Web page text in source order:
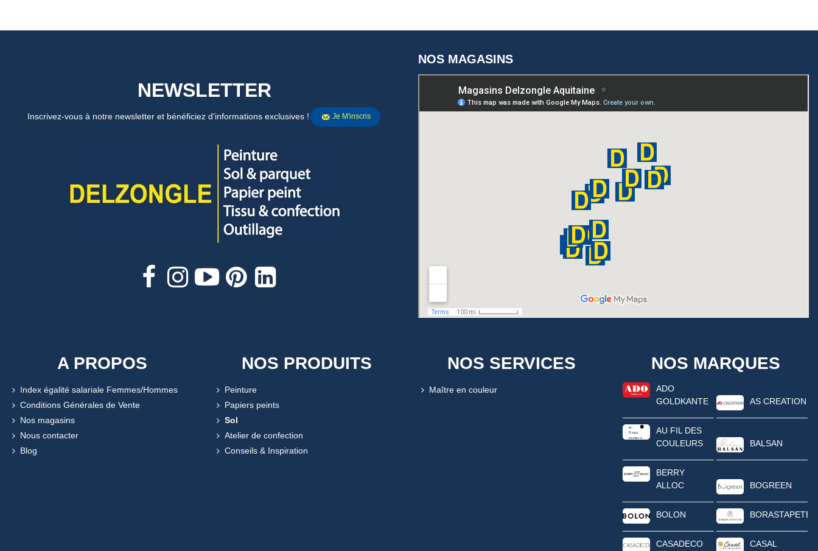
NEWSLETTER
Inscrivez-vous à notre newsletter et bénéficiez d'informations exclusives ! Je M'inscris
NOS MAGASINS
A PROPOS
Index égalité salariale Femmes/Hommes
Conditions Générales de Vente
Nos magasins
Nous contacter
Blog
NOS PRODUITS
Peinture
Papiers peints
Sol
Atelier de confection
Conseils & Inspiration
NOS SERVICES
Maître en couleur
NOS MARQUES
ADO
GOLDKANTE
AS CREATION
AU FIL DES
COULEURS
BALSAN
BERRY
ALLOC
BOGREEN
BOLON BORASTAPETER
CASADECO CASAL